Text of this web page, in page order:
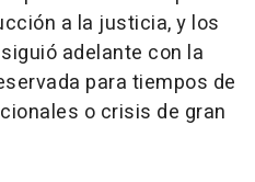
a la justicia, y los
adelante con la
para tiempos de
o crisis de gran